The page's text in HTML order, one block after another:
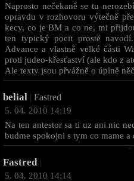
Naprosto nečekaně se tu
opravdu v rozhovoru výtečně
kecy, co je BM a co ne, mi
ten typický pocit prostě
Advance a vlastně velké části
proti judeo-křesťaství (ale kdo z
Ale texty jsou přvážně o úplně
belial | Fastred
5. 04. 2010 14:19
Na ten antestor sa ti uz ani nic
budme spokojni s tym co mame
Fastred |
5. 04. 2010 14:14